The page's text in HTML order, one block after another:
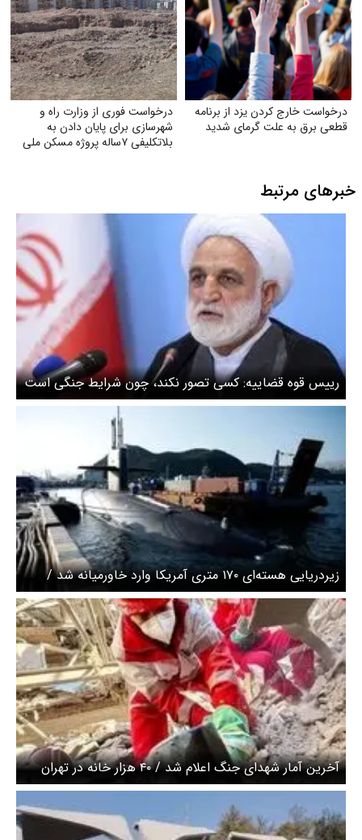
درخواست خارج کردن یزد از برنامه
قطعی برق به علت گرمای شدید
درخواست فوری از وزارت راه و
شهرسازی برای پایان دادن به
بلاتکلیفی ۷ساله پروژه مسکن ملی
خبرهای مرتبط
رییس قوه قضاییه: کسی تصور نکند، چون شرایط جنگی است
می‌توان قانون را دور زد
زیردریایی هسته‌ای ۱۷۰ متری آمریکا وارد خاورمیانه شد /
جنگ در راه است ؟
آخرین آمار شهدای جنگ اعلام شد / ۴۰ هزار خانه در تهران
آسیب دید